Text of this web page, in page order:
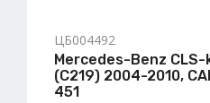
ЦБ004492
Mercedes-Benz CLS-
(C219) 2004-2010,
451